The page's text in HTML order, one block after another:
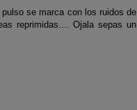
pulso se marca con los ruidos de
reprimidas.... Ojala sepas un